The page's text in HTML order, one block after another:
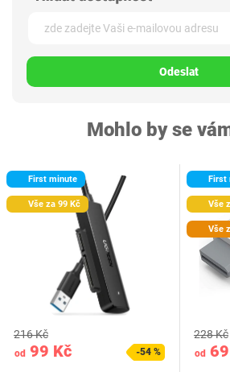
Odeslat
Mohlo by se
First minute
Vše za 99 Kč
od 99 Kč
216 Kč
-54 %
First
Vše
Vše
od
228 Kč